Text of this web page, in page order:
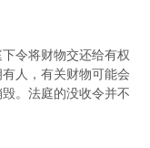
令将财物交还给有权
人，有关财物可能会
。法庭的没收令并不